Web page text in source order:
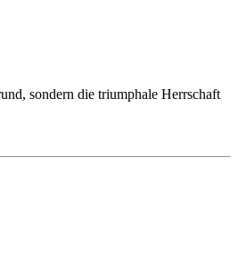
sondern die triumphale Herrschaft